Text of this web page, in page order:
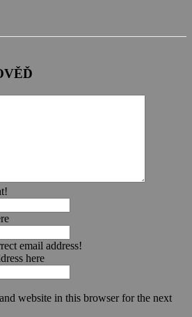
email address!
here
website in this browser for the next